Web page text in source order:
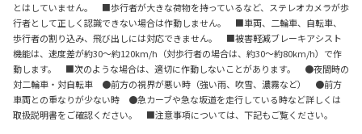
とはしていません。 ■歩行者が大きな荷物を持っているなど、ステレオカメラが歩
行者として正しく認識できない場合は作動しません。 ■車両、二輪車、自転車、
歩行者の割り込み、飛び出しには対応できません。 ■被害軽減ブレーキアシスト
機能は、速度差が約30～約120km/h（対歩行者の場合は、約30～約80km/h）で作
動します。 ■次のような場合は、適切に作動しないことがあります。 ●夜間時の
対二輪車・対自転車 ●前方の視界が悪い時（強い雨、吹雪、濃霧など） ●前方
車両との重なりが少ない時 ●急カーブや急な坂道を走行している時など詳しくは
取扱説明書をご確認ください。 ■注意事項については、下記もご覧ください。